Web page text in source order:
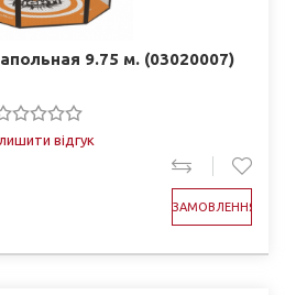
9.75 м. (03020007)
відгук
ЗАМОВЛЕННЯ